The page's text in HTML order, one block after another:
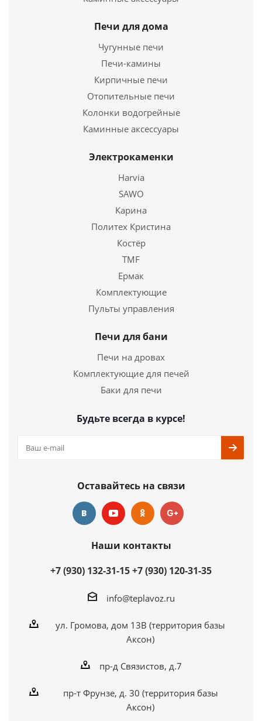
Заглушка ревизии ЗРМ-Р 430, 0,5, D 115
Подробнее
Купить в 1 клик
Печи для дома
Чугунные печи
Печи-камины
Кирпичные печи
Отопительные печи
Колонки водогрейные
Каминные аксессуары
Электрокаменки
Harvia
SAWO
Карина
Политех Кристина
Костёр
TMF
Ермак
Комплектующие
Пульты управления
Печи для бани
Печи на дровах
Комплектующие для печей
Баки для печи
Будьте всегда в курсе!
Оставайтесь на связи
Наши контакты
+7 (930) 132-31-15+7 (930) 120-31-35
info@teplavoz.ru
ул. Громова, дом 13В (территория базы
Аксон)
пр-д Связистов, д.7
пр-т Фрунзе, д. 30 (территория базы
Аксон)